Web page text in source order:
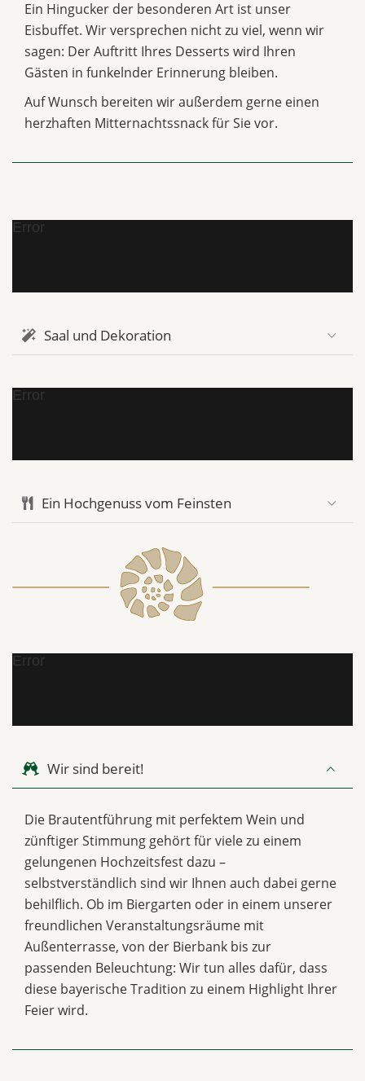
Ein Hingucker der besonderen Art ist unser
Eisbuffet. Wir versprechen nicht zu viel, wenn wir
sagen: Der Auftritt Ihres Desserts wird Ihren
Gästen in funkelnder Erinnerung bleiben.
Auf Wunsch bereiten wir außerdem gerne einen
herzhaften Mitternachtssnack für Sie vor.
Error
Saal und Dekoration
Error
Ein Hochgenuss vom Feinsten
Error
Wir sind bereit!
Die Brautentführung mit perfektem Wein und
zünftiger Stimmung gehört für viele zu einem
gelungenen Hochzeitsfest dazu –
selbstverständlich sind wir Ihnen auch dabei gerne
behilflich. Ob im Biergarten oder in einem unserer
freundlichen Veranstaltungsräume mit
Außenterrasse, von der Bierbank bis zur
passenden Beleuchtung: Wir tun alles dafür, dass
diese bayerische Tradition zu einem Highlight Ihrer
Feier wird.